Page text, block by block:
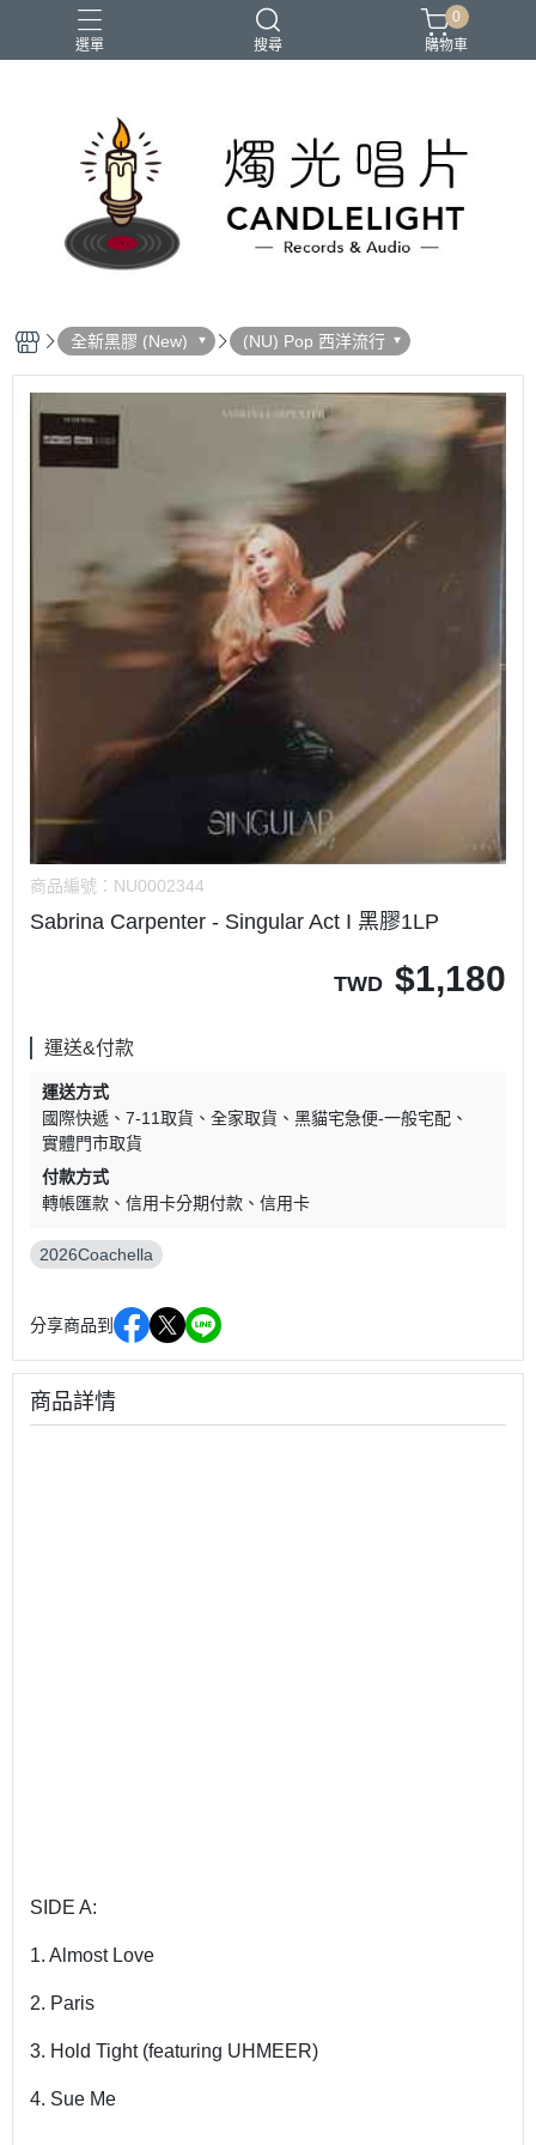
選單 搜尋
2026大港開唱 聖誕節 鏈鋸人蕾潔篇 黑潮好針
0
購物車
全新黑膠 (New) (NU) Pop 西洋流行
商品編號： NU0002344
Sabrina Carpenter ‎- Singular Act I 黑膠1LP
TWD $1,180
運送&付款
運送方式
國際快遞
7-11取貨 全家取貨
黑貓宅急便-一般宅配
實體門市取貨
付款方式
轉帳匯款
信用卡分期付款 信用卡
2026Coachella
分享商品到
商品詳情
SIDE A:
1. Almost Love
2. Paris
3. Hold Tight (featuring UHMEER)
4. Sue Me